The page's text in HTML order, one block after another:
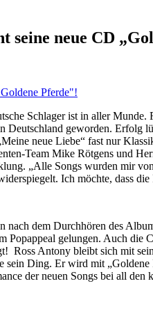
seine neue CD
Schlager ist in aller Munde.
Deutschland geworden. Erfolg
neue Liebe“ fast nur
Team Mike Rötgens und
„Alle Songs wurden mir
Ich möchte, dass
nach dem Durchhören des
Popappeal gelungen. Auch die
Ross Antony bleibt sich mit
sein Ding. Er wird mit „Goldene
der neuen Songs bei all den